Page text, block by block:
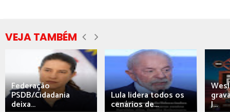
VEJA TAMBÉM
Federação
PSDB/Cidadania
deixa...
Lula lidera todos os
cenários de... J...